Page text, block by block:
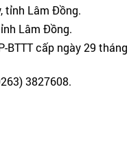
tỉnh Lâm Đồng.
Lâm Đồng.
BTTT cấp ngày 29
3827608.